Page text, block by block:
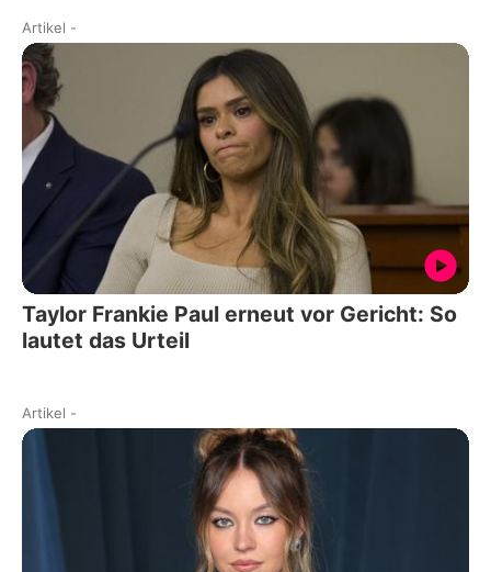
Artikel -
Taylor Frankie Paul erneut vor Gericht: So
lautet das Urteil
Artikel -